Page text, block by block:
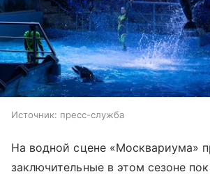
Источник: пресс-служба
На водной сцене «Москвариума»
заключительные в этом сезоне